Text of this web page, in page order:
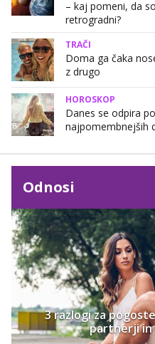
– kaj pomeni, da
retrogradni?
TRAČI
Doma ga čaka
z drugo
HOROSKOP
Danes se odpira
najpomembnejših
Odnosi
3 razlogi za
partnerji in